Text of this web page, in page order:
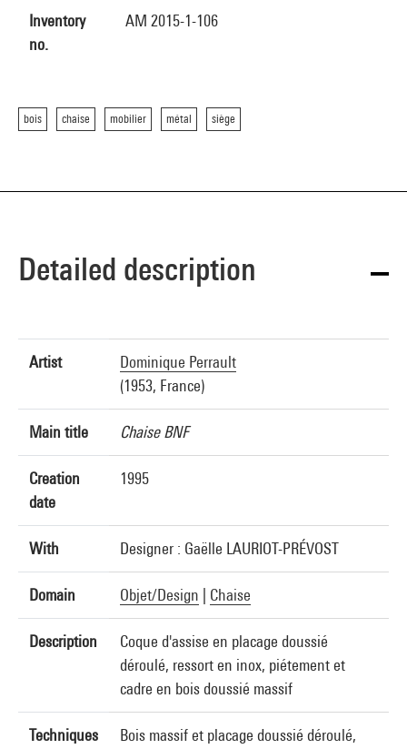
Inventory
no.
AM 2015-1-106
bois chaise mobilier métal siège
Detailed description
Artist
Dominique Perrault
(1953, France)
Main title Chaise BNF
Creation
date
1995
With Designer : Gaëlle LAURIOT-PRÉVOST
Domain Objet/Design Chaise
Description
Coque d'assise en placage doussié
déroulé, ressort en inox, piétement et
cadre en bois doussié massif
Techniques Bois massif et placage doussié déroulé,